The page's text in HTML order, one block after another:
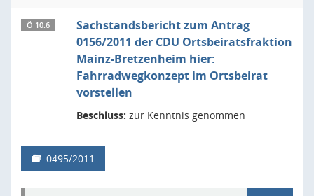
Ö 10.6
Sachstandsbericht zum Antrag
0156/2011 der CDU Ortsbeiratsfraktion
Mainz-Bretzenheim hier:
Fahrradwegkonzept im Ortsbeirat
vorstellen
Beschluss: zur Kenntnis genommen
0495/2011